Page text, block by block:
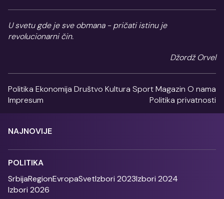
U svetu gde je sve obmana - pričati istinu je
revolucionarni čin.
Džordž Orvel
Politika Ekonomija Društvo Kultura SportMagazin O nama
Impresum
Politika privatnosti
NAJNOVIJE
POLITIKA
SrbijaRegionEvropaSvetIzbori 2023Izbori 2024
Izbori 2026